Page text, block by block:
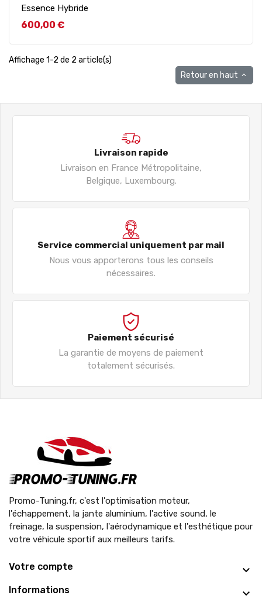
Essence Hybride
Prix
600,00 €
Affichage 1-2 de 2 article(s)
Retour en haut 
Livraison rapide
Livraison en France Métropolitaine,
Belgique, Luxembourg.
Service commercial uniquement par mail
Nous vous apporterons tous les conseils
nécessaires.
Paiement sécurisé
La garantie de moyens de paiement
totalement sécurisés.
Promo-Tuning.fr, c'est l'optimisation moteur,
l'échappement, la jante aluminium, l'active sound, le
freinage, la suspension, l'aérodynamique et l'esthétique pour
votre véhicule sportif aux meilleurs tarifs.
Votre compte
Informations